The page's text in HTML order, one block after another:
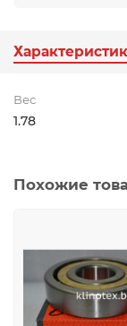
Вес
1.78
Похожие